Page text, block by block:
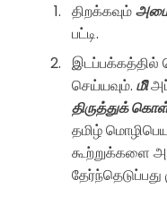
திறக்கவும்
பட்டி.
இடப்பக்கத்தில்
செய்யவும். மீி
திருத்துக்
தமிழ்
கூற்றுக்களை
தேர்ந்தெடுப்பது